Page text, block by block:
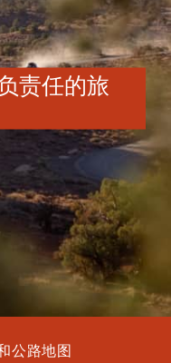
责任的旅
公路地图